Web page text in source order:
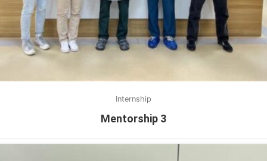
Internship
Mentorship 3